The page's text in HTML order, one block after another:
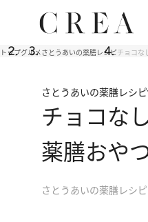
トップグルメさとうあいの薬膳レシピチョコな
さとうあいの薬膳レシピ
チョコな
薬膳おや
さとうあいの薬膳レシ